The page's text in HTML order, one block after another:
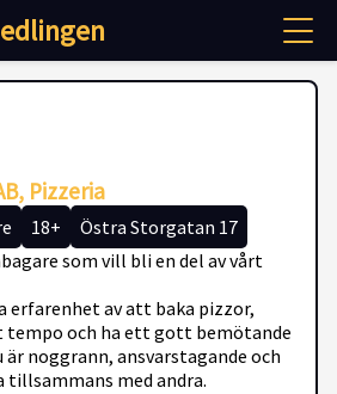
Pizzeria
18+
Östra Storgatan 17
som vill bli en del av vårt
erfarenhet av att baka pizzor,
tempo och ha ett gott bemötande
är noggrann, ansvarstagande och
med andra.